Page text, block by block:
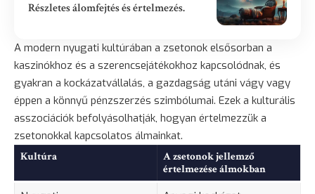
Részletes álomfejtés és értelmezés.
A modern nyugati kultúrában a zsetonok elsősorban a
kaszinókhoz és a szerencsejátékokhoz kapcsolódnak, és
gyakran a kockázatvállalás, a gazdagság utáni vágy vagy
éppen a könnyű pénzszerzés szimbólumai. Ezek a kulturális
asszociációk befolyásolhatják, hogyan értelmezzük a
zsetonokkal kapcsolatos álmainkat.
Kultúra
A zsetonok jellemző
értelmezése álmokban